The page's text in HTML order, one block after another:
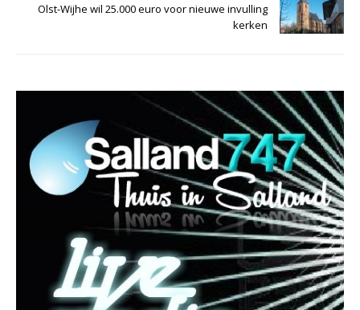
Olst-Wijhe wil 25.000 euro voor nieuwe invulling
kerken